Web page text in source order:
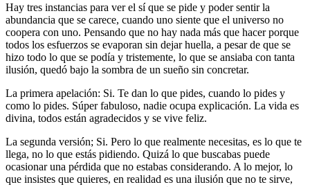
Hay tres instancias para ver el sí que se pide y poder sentir la
abundancia que se carece, cuando uno siente que el universo no
coopera con uno. Pensando que no hay nada más que hacer porque
todos los esfuerzos se evaporan sin dejar huella, a pesar de que se
hizo todo lo que se podía y tristemente, lo que se ansiaba con tanta
ilusión, quedó bajo la sombra de un sueño sin concretar.
La primera apelación: Si. Te dan lo que pides, cuando lo pides y
como lo pides. Súper fabuloso, nadie ocupa explicación. La vida es
divina, todos están agradecidos y se vive feliz.
La segunda versión; Si. Pero lo que realmente necesitas, es lo que te
llega, no lo que estás pidiendo. Quizá lo que buscabas puede
ocasionar una pérdida que no estabas considerando. A lo mejor, lo
que insistes que quieres, en realidad es una ilusión que no te sirve,